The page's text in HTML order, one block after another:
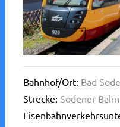
Bahnhof/Ort: Bad
Strecke: Sodener Bahn